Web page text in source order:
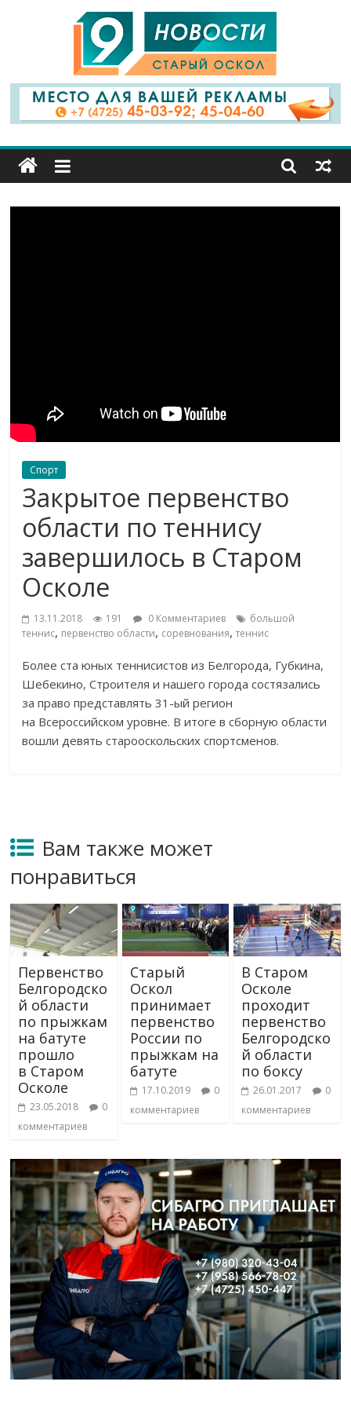
9
Канал
Старый
Спорт
Закрытое первенство
области по теннису
завершилось в Старом
Осколе
13.11.2018 191 0 Комментариев
большой
теннис, первенство области, соревнования,теннис
Более ста юных теннисистов из Белгорода, Губкина,
Шебекино, Строителя и нашего города состязались
за право представлять31-ый регион
на Всероссийском уровне. В итоге в сборную области
вошли девять старооскольских спортсменов.
Вам также может
понравиться
Первенство
Белгородско
й области
по прыжкам
на батуте
прошло
в Старом
Осколе
23.05.2018
0
комментариев
Старый
Оскол
принимает
первенство
России по
прыжкам на
батуте
17.10.2019
0
комментариев
В Старом
Осколе
проходит
первенство
Белгородско
й области
по боксу
26.01.2017
0
комментариев